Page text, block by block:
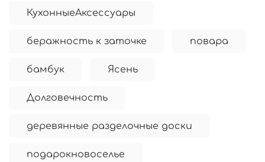
КухонныеАксессуары
беражность к заточке повара
бамбук Ясень
Долговечность
деревянные разделочные доски
подарокновоселье